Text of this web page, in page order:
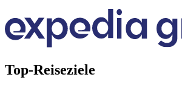
Top-Reiseziele